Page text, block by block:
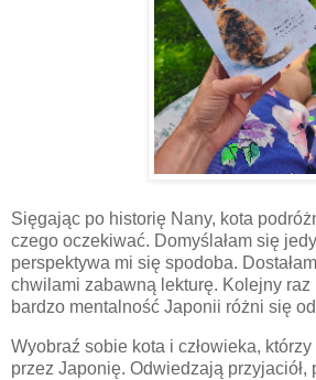
Sięgając po historię Nany, kota
czego oczekiwać. Domyślałam się
perspektywa mi się spodoba.
chwilami zabawną lekturę. Kolejny raz
bardzo mentalność Japonii różni się
Wyobraź sobie kota i człowieka,
przez Japonię. Odwiedzają